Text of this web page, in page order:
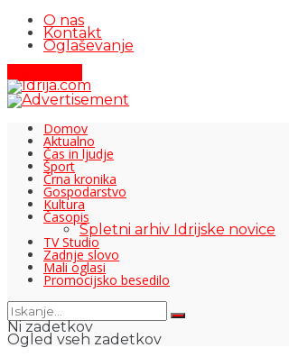
O nas
Kontakt
Oglaševanje
Domov
Aktualno
Čas in ljudje
Šport
Črna kronika
Gospodarstvo
Kultura
Časopis
Spletni arhiv Idrijske novice
TV Studio
Zadnje slovo
Mali oglasi
Promocijsko besedilo
Ni zadetkov
Ogled vseh zadetkov